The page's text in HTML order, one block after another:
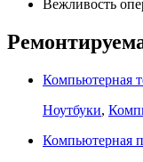
Вежливость
Компьютерная
Ноутбуки,
Компьютерная